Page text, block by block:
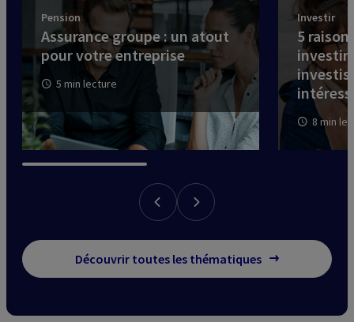
Pension
Assurance groupe : un atout
pour votre entreprise
5 min lecture
Investir
5
investir
8 min
Découvrir toutes les thématiques